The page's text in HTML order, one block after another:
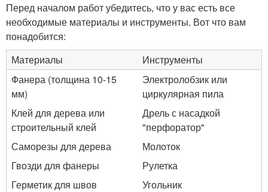
Перед началом работ убедитесь, что у вас есть все
необходимые материалы и инструменты. Вот что вам
понадобится:
Материалы
Инструменты
Фанера (толщина 10-15
мм)
Электролобзик или
циркулярная пила
Клей для дерева или
строительный клей
Дрель с насадкой
"перфоратор"
Саморезы для дерева
Молоток
Гвозди для фанеры
Рулетка
Герметик для швов
Угольник